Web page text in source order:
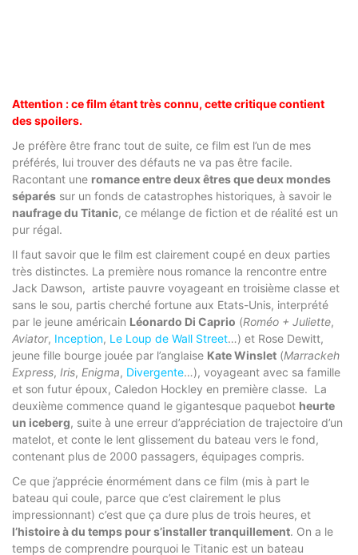
Attention : ce film étant très connu, cette critique contient
des spoilers.
Je préfère être franc tout de suite, ce film est l’un de mes
préférés, lui trouver des défauts ne va pas être facile.
Racontant une romance entre deux êtres que deux mondes
séparés sur un fonds de catastrophes historiques, à savoir le
naufrage du Titanic, ce mélange de fiction et de réalité est un
pur régal.
Il faut savoir que le film est clairement coupé en deux parties
très distinctes. La première nous romance la rencontre entre
Jack Dawson, artiste pauvre voyageant en troisième classe et
sans le sou, partis cherché fortune aux Etats-Unis, interprété
par le jeune américain Léonardo Di Caprio (Roméo + Juliette,
Aviator, Inception, Le Loup de Wall Street…) et Rose Dewitt,
jeune fille bourge jouée par l’anglaise Kate Winslet (Marrackeh
Express, Iris, Enigma, Divergente…), voyageant avec sa famille
et son futur époux, Caledon Hockley en première classe. La
deuxième commence quand le gigantesque paquebot heurte
un iceberg, suite à une erreur d’appréciation de trajectoire d’un
matelot, et conte le lent glissement du bateau vers le fond,
contenant plus de 2000 passagers, équipages compris.
Ce que j’apprécie énormément dans ce film (mis à part le
bateau qui coule, parce que c’est clairement le plus
impressionnant) c’est que ça dure plus de trois heures, et
l’histoire à du temps pour s’installer tranquillement. On a le
temps de comprendre pourquoi le Titanic est un bateau